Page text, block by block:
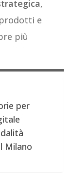
,
e
più
per
Milano